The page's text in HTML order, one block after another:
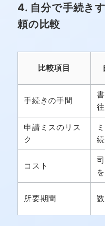
4. 自分で手続き
頼の比較
比較項目
手続きの手間
申請ミスのリス
ク
コスト
所要期間